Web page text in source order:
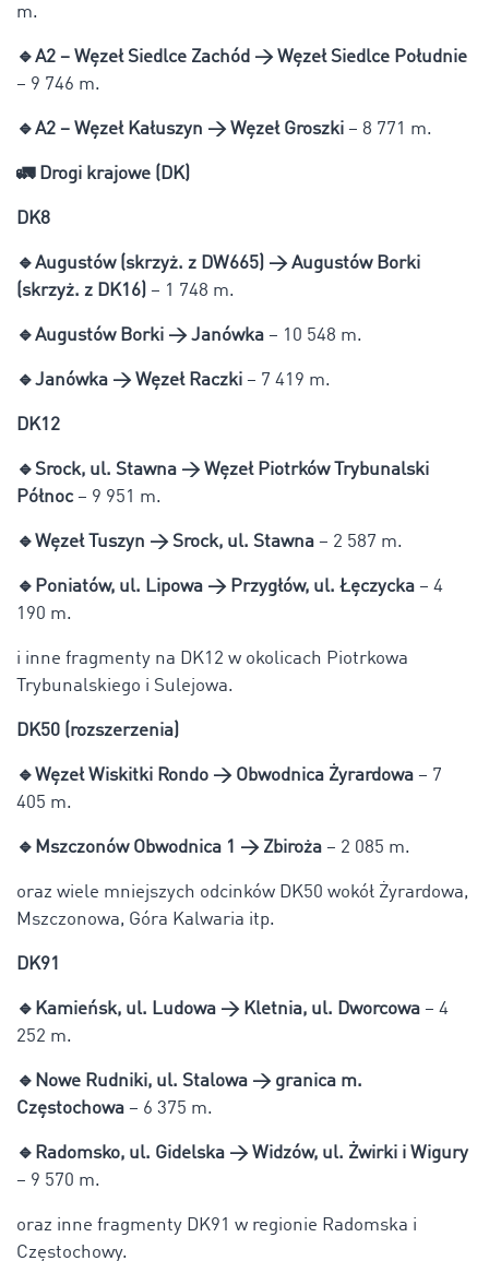
m.
🔹A2 – Węzeł Siedlce Zachód → Węzeł Siedlce Południe
– 9 746 m.
🔹A2 – Węzeł Kałuszyn → Węzeł Groszki – 8 771 m.
🚛Drogi krajowe (DK)
DK8
🔹Augustów (skrzyż. z DW665) → Augustów Borki
(skrzyż. z DK16) – 1 748 m.
🔹Augustów Borki → Janówka – 10 548 m.
🔹Janówka → Węzeł Raczki – 7 419 m.
DK12
🔹Srock, ul. Stawna → Węzeł Piotrków Trybunalski
Północ– 9 951 m.
🔹Węzeł Tuszyn → Srock, ul. Stawna – 2 587 m.
🔹 Poniatów, ul. Lipowa → Przygłów, ul. Łęczycka – 4
190 m.
i inne fragmenty na DK12 w okolicach Piotrkowa
Trybunalskiego i Sulejowa.
DK50 (rozszerzenia)
🔹Węzeł Wiskitki Rondo → Obwodnica Żyrardowa – 7
405 m.
🔹 Mszczonów Obwodnica 1 → Zbiroża – 2 085 m.
oraz wiele mniejszych odcinków DK50 wokół Żyrardowa,
Mszczonowa, Góra Kalwaria itp.
DK91
🔹 Kamieńsk, ul. Ludowa → Kletnia, ul. Dworcowa – 4
252 m.
🔹 Nowe Rudniki, ul. Stalowa → granica m.
Częstochowa – 6 375 m.
🔹 Radomsko, ul. Gidelska → Widzów, ul. Żwirki i Wigury
– 9 570 m.
oraz inne fragmenty DK91 w regionie Radomska i
Częstochowy.